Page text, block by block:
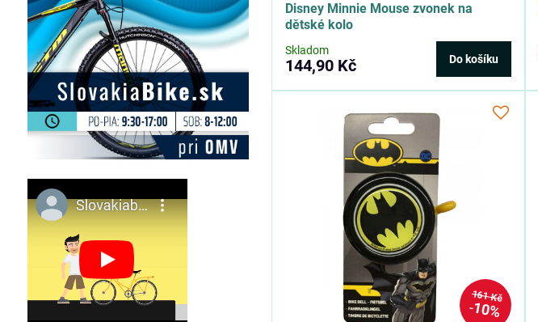
Disney Minnie Mouse zvonek na
dětské kolo
Skladom
144,90 Kč Do košíku
161 Kč
10%